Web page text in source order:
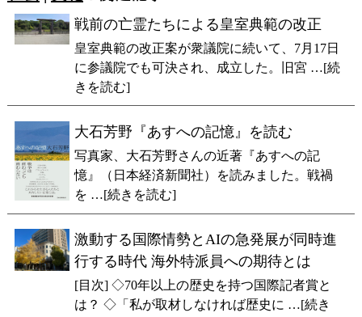
戦前の亡霊たちによる皇室典範の改正
皇室典範の改正案が衆議院に続いて、7月17日
に参議院でも可決され、成立した。旧宮 …[続
きを読む]
大石芳野『あすへの記憶』を読む
写真家、大石芳野さんの近著『あすへの記
憶』（日本経済新聞社）を読みました。戦禍
を …[続きを読む]
激動する国際情勢とAIの急発展が同時進
行する時代 海外特派員への期待とは
[目次] ◇70年以上の歴史を持つ国際記者賞と
は？ ◇「私が取材しなければ歴史に …[続き